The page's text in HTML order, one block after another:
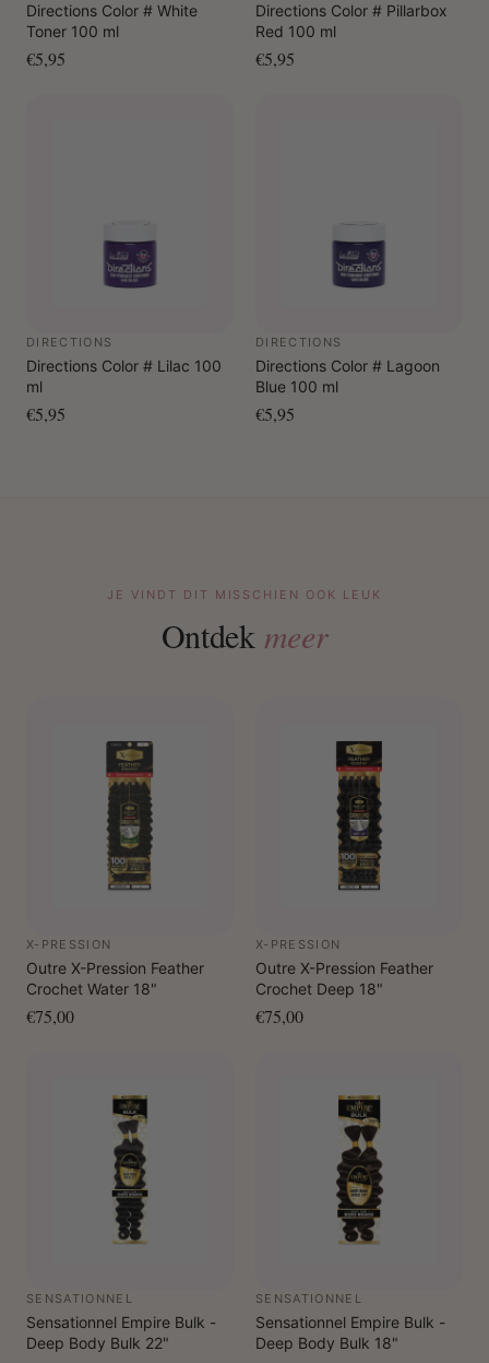
Directions Color # White
Toner 100 ml
€5,95
Directions Color # Pillarbox
Red 100 ml
€5,95
DIRECTIONS
Directions Color # Lilac 100
ml
€5,95
DIRECTIONS
Directions Color # Lagoon
Blue 100 ml
€5,95
JE VINDT DIT MISSCHIEN OOK LEUK
Ontdek meer
X-PRESSION
Outre X-Pression Feather
Crochet Water 18"
€75,00
X-PRESSION
Outre X-Pression Feather
Crochet Deep 18"
€75,00
SENSATIONNEL
Sensationnel Empire Bulk -
Deep Body Bulk 22"
SENSATIONNEL
Sensationnel Empire Bulk -
Deep Body Bulk 18"